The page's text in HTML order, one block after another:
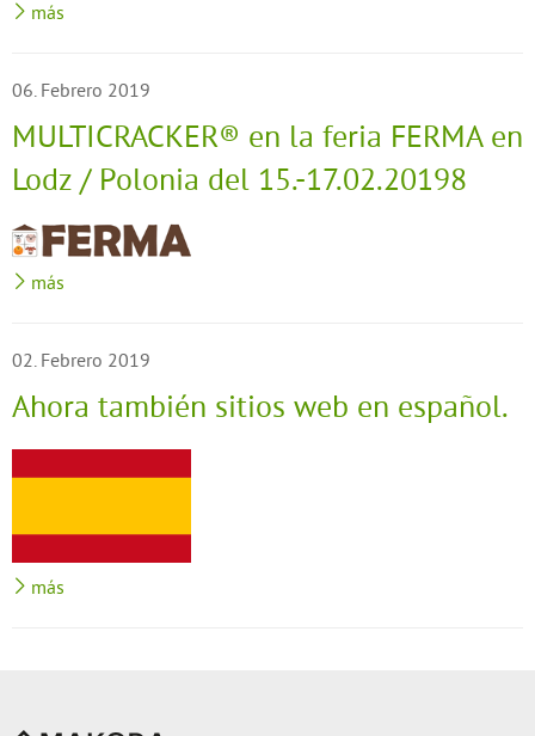
más
06. Febrero 2019
MULTICRACKER® en la feria FERMA en
Lodz / Polonia del 15.-17.02.20198
más
02. Febrero 2019
Ahora también sitios web en español.
más